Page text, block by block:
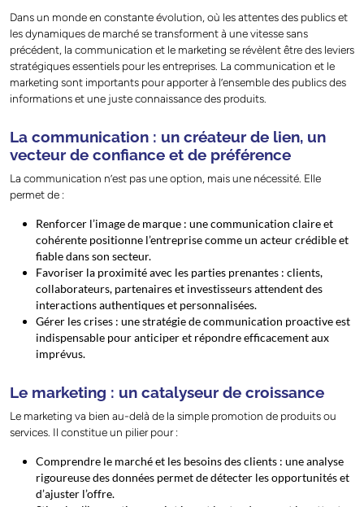
Dans un monde en constante évolution, où les attentes des publics et
les dynamiques de marché se transforment à une vitesse sans
précédent, la communication et le marketing se révèlent être des leviers
stratégiques essentiels pour les entreprises. La communication et le
marketing sont importants pour apporter à l’ensemble des publics des
informations et une juste connaissance des produits.
La communication : un créateur de lien, un
vecteur de confiance et de préférence
La communication n’est pas une option, mais une nécessité. Elle
permet de :
Renforcer l’image de marque : une communication claire et
cohérente positionne l’entreprise comme un acteur crédible et
fiable dans son secteur.
Favoriser la proximité avec les parties prenantes : clients,
collaborateurs, partenaires et investisseurs attendent des
interactions authentiques et personnalisées.
Gérer les crises : une stratégie de communication proactive est
indispensable pour anticiper et répondre efficacement aux
imprévus.
Le marketing : un catalyseur de croissance
Le marketing va bien au-delà de la simple promotion de produits ou
services. Il constitue un pilier pour :
Comprendre le marché et les besoins des clients : une analyse
rigoureuse des données permet de détecter les opportunités et
d’ajuster l’offre.